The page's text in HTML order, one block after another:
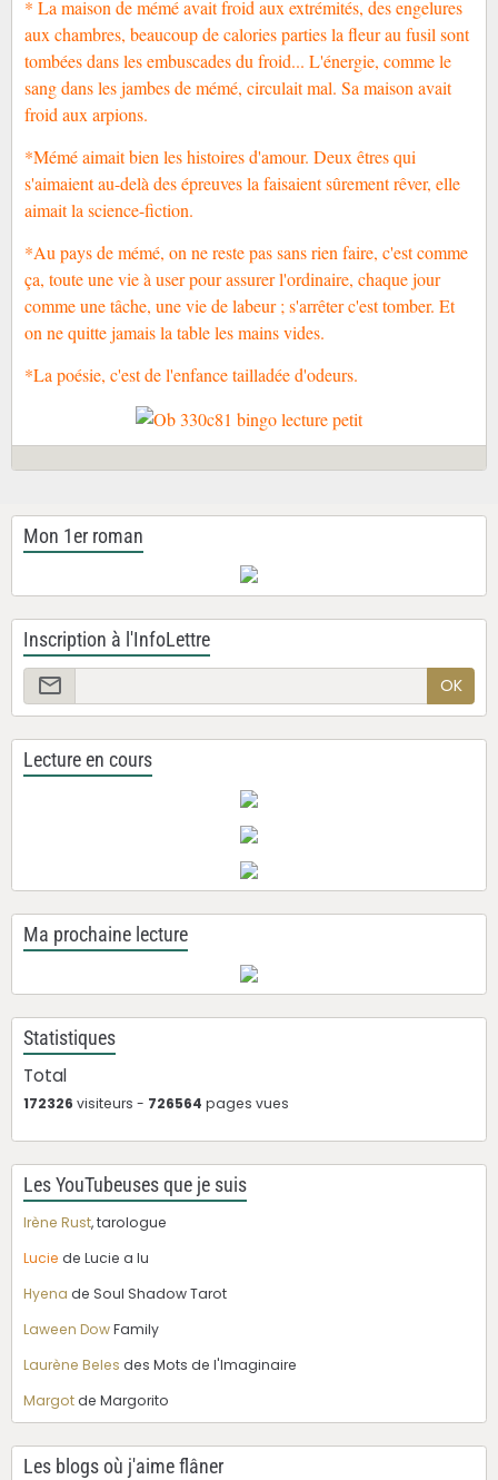
* La maison de mémé avait froid aux extrémités, des engelures
aux chambres, beaucoup de calories parties la fleur au fusil sont
tombées dans les embuscades du froid... L'énergie, comme le
sang dans les jambes de mémé, circulait mal. Sa maison avait
froid aux arpions.
*Mémé aimait bien les histoires d'amour. Deux êtres qui
s'aimaient au-delà des épreuves la faisaient sûrement rêver, elle
aimait la science-fiction.
*Au pays de mémé, on ne reste pas sans rien faire, c'est comme
ça, toute une vie à user pour assurer l'ordinaire, chaque jour
comme une tâche, une vie de labeur ; s'arrêter c'est tomber. Et
on ne quitte jamais la table les mains vides.
*La poésie, c'est de l'enfance tailladée d'odeurs.
Mon 1er roman
Inscription à l'InfoLettre
OK
Lecture en cours
Ma prochaine lecture
Statistiques
Total
172326 visiteurs - 726564 pages vues
Les YouTubeuses que je suis
Irène Rust, tarologue
Lucie de Lucie a lu
Hyena de Soul Shadow Tarot
Laween DowFamily
Laurène Beles des Mots de l'Imaginaire
Margotde Margorito
Les blogs où j'aime flâner